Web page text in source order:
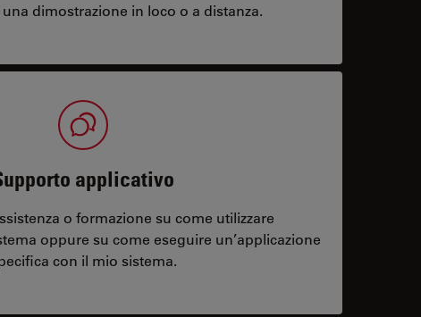
dimostrazione in loco o a distanza.
applicativo
o formazione su come utilizzare
oppure su come eseguire un’applicazione
con il mio sistema.